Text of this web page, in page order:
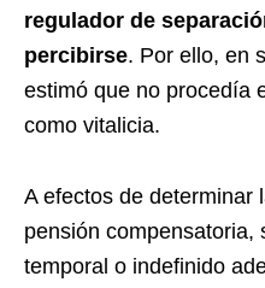
regulador de
percibirse. Por ello, en
estimó que no procedía
como vitalicia.
A efectos de determinar
pensión compensatoria,
temporal o indefinido